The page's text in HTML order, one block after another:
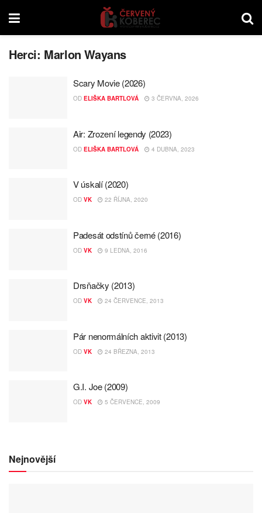
Herci: Marlon Wayans
Scary Movie (2026)
OD ELIŠKA BARTLOVÁ 3 ČERVNA, 2026
Air: Zrození legendy (2023)
OD ELIŠKA BARTLOVÁ 4 DUBNA, 2023
V úskalí (2020)
OD VK 22 ŘÍJNA, 2020
Padesát odstínů černé (2016)
OD VK 9 LEDNA, 2016
Drsňačky (2013)
OD VK 24 ČERVENCE, 2013
Pár nenormálních aktivit (2013)
OD VK 24 BŘEZNA, 2013
G.I. Joe (2009)
OD VK 5 ČERVENCE, 2009
Nejnovější